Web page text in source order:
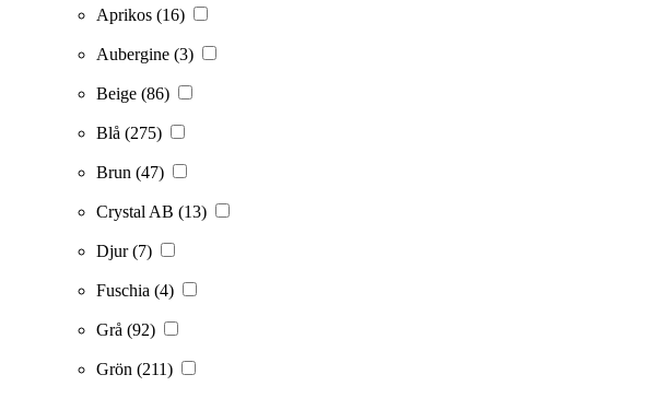
Aprikos (16)
Aubergine (3)
Beige (86)
Blå (275)
Brun (47)
Crystal AB (13)
Djur(7)
Fuschia (4)
Grå (92)
Grön (211)